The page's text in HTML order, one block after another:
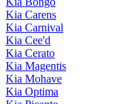
Kia Carens
Kia Carnival
Kia Cee'd
Kia Cerato
Kia Magentis
Kia Mohave
Kia Optima